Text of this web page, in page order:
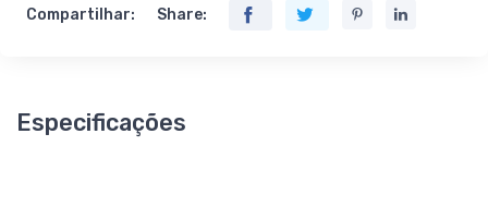
Compartilhar: Share:
Especificações